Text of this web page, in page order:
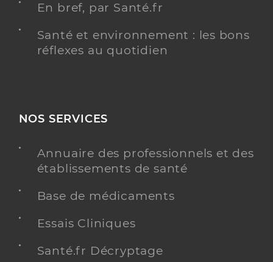
En bref, par Santé.fr
Santé et environnement : les bons
réflexes au quotidien
NOS SERVICES
Annuaire des professionnels et des
établissements de santé
Base de médicaments
Essais Cliniques
Santé.fr Décryptage